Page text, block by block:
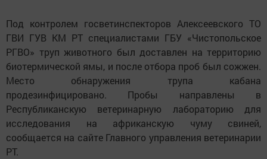
Под контролем госветинспекторов Алексеевского ТО
ГВИ ГУВ КМ РТ специалистами ГБУ «Чистопольское
РГВО» труп животного был доставлен на территорию
биотермической ямы, и после отбора проб был сожжен.
Место обнаружения трупа кабана
продезинфицировано. Пробы направлены в
Республиканскую ветеринарную лабораторию для
исследования на африканскую чуму свиней,
сообщается на сайте Главного управления ветеринарии
РТ.